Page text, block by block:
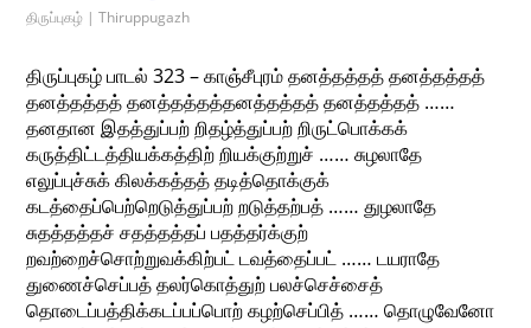
திருப்புகழ் | Thiruppugazh
திருப்புகழ் பாடல் 323 – காஞ்சீபுரம் தனத்தத்தத் தனத்தத்தத்
தனத்தத்தத் தனத்தத்தத்தனத்தத்தத் தனத்தத்தத் ……
தனதான இதத்துப்பற் றிதழ்த்துப்பற் றிருட்பொக்கக்
கருத்திட்டத்தியக்கத்திற் றியக்குற்றுச் …… சுழலாதே
எலுப்புச்சுக் கிலக்கத்தத் தடித்தொக்குக்
கடத்தைப்பெற்றெடுத்துப்பற் றடுத்தற்பத் …… துழலாதே
சுதத்தத்தச் சதத்தத்தப் பதத்தர்க்குற்
றவற்றைச்சொற்றுவக்கிற்பட் டவத்தைப்பட் …… டயராதே
துணைச்செப்பத் தலர்கொத்துற் பலச்செச்சைத்
தொடைப்பத்திக்கடப்பப்பொற் கழற்செப்பித் …… தொழுவேனோ